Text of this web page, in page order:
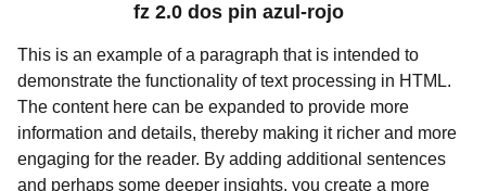
fz 2.0 dos pin azul-rojo
This is an example of a paragraph that is intended to
demonstrate the functionality of text processing in HTML.
The content here can be expanded to provide more
information and details, thereby making it richer and more
engaging for the reader. By adding additional sentences
and perhaps some deeper insights, you create a more